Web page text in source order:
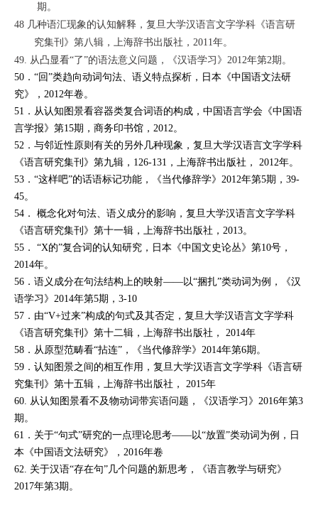
期。
48 几种语汇现象的认知解释 ，复旦大学汉语言文字学科 《语言研
究集刊》 第八辑，上海辞书出版社，2011年。
49.
从凸显看“了”的语法意义问题 ， 《汉语学习》 2012年第2期。
50． “回”类趋向动词句法、语义特点探析 ，日本 《中国语文法研
究》
，2012年卷。
51． 从认知图景看容器类复合词语的构成 ，中国语言学会 《中国语
言学报》 第15期，商务印书馆，2012。
52． 与邻近性原则有关的另外几种现象 ，复旦大学汉语言文字学科
《语言研究集刊》 第九辑，126-131，上海辞书出版社， 2012年。
53． “这样吧”的话语标记功能， 《当代修辞学》 2012年第5期，39-
45。
54．
概念化对句法、语义成分的影响， 复旦大学汉语言文字学科
《语言研究集刊》 第十一辑，上海辞书出版社，2013。
55．
“X的”复合词的认知研究 ，日本 《中国文史论丛》 第10号，
2014年。
56． 语义成分在句法结构上的映射——以“捆扎”类动词为例 ，
《汉
语学习》 2014年第5期，3-10
57． 由“V+过来”构成的句式及其否定 ，复旦大学汉语言文字学科
《语言研究集刊》 第十二辑，上海辞书出版社， 2014年
58． 从原型范畴看“拈连” ， 《当代修辞学》 2014年第6期。
59．认知图景之间的相互作用，复旦大学汉语言文字学科《语言研
究集刊》第十五辑，上海辞书出版社， 2015年
60.
从认知图景看不及物动词带宾语问题 ， 《汉语学习》 2016年第3
期。
61． 关于“句式”研究的一点理论思考——以“放置”类动词为例 ， 日
本 《中国语文法研究》
，2016年卷
62.
关于汉语“存在句”几个问题的新思考 ，《语言教学与研究》
2017年第3期。